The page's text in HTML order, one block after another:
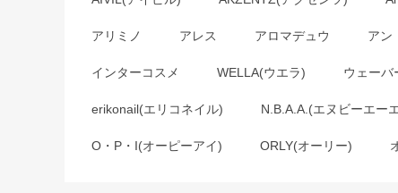
アリミノ アレス アロマデュウ アン
インターコスメ WELLA(ウエラ) ウェーバ
erikonail(エリコネイル) N.B.A.A.(エヌビーエー
O・P・I(オーピーアイ) ORLY(オーリー)